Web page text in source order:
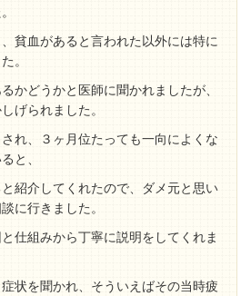
貧血があると言われた以外には特に
。
かどうかと医師に聞かれましたが、
げられました。
れ、３ヶ月位たっても一向によくな
と、
紹介してくれたので、ダメ元と思い
に行きました。
仕組みから丁寧に説明をしてくれま
状を聞かれ、そういえばその当時疲